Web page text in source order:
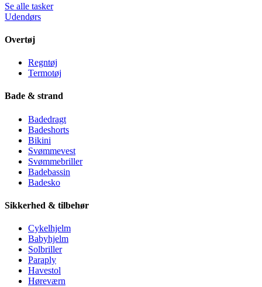
Se alle tasker
Udendørs
Overtøj
Regntøj
Termotøj
Bade & strand
Badedragt
Badeshorts
Bikini
Svømmevest
Svømmebriller
Badebassin
Badesko
Sikkerhed & tilbehør
Cykelhjelm
Babyhjelm
Solbriller
Paraply
Havestol
Høreværn